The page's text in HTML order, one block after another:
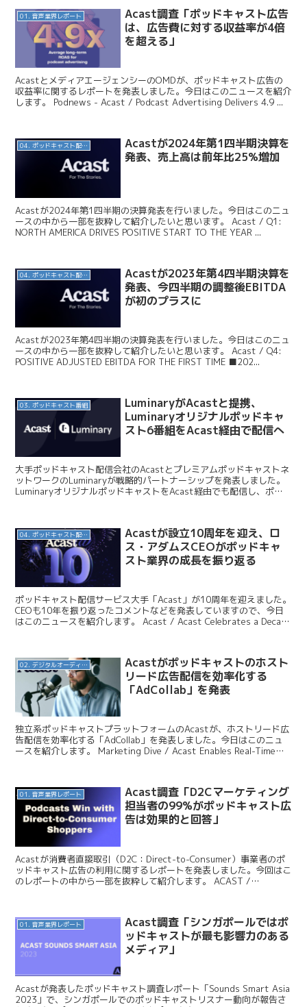
01. 音声業界レポート
Acast調査「ポッドキャスト広告
は、広告費に対する収益率が4倍
を超える」
AcastとメディアエージェンシーのOMDが、ポッドキャスト広告の
収益率に関するレポートを発表しました。今日はこのニュースを紹介
します。 Podnews - Acast / Podcast Advertising Delivers 4.9 ...
04. ポッドキャスト配信・制作等
Acastが2024年第1四半期決算を
発表、売上高は前年比25%増加
Acastが2024年第1四半期の決算発表を行いました。今日はこのニュ
ースの中から一部を抜粋して紹介したいと思います。 Acast / Q1:
NORTH AMERICA DRIVES POSITIVE START TO THE YEAR ...
04. ポッドキャスト配信・制作等
Acastが2023年第4四半期決算を
発表、今四半期の調整後EBITDA
が初のプラスに
Acastが2023年第4四半期の決算発表を行いました。今日はこのニュ
ースの中から一部を抜粋して紹介したいと思います。 Acast / Q4:
POSITIVE ADJUSTED EBITDA FOR THE FIRST TIME ■202...
03. ポッドキャスト番組
LuminaryがAcastと提携、
Luminaryオリジナルポッドキャ
スト6番組をAcast経由で配信へ
大手ポッドキャスト配信会社のAcastとプレミアムポッドキャストネ
ットワークのLuminaryが戦略的パートナーシップを発表しました。
LuminaryオリジナルポッドキャストをAcast経由でも配信し、ポッ
04. ポッドキャスト配信・制作等
Acastが設立10周年を迎え、ロ
ス・アダムスCEOがポッドキャ
スト業界の成長を振り返る
ポッドキャスト配信サービス大手「Acast」が10周年を迎えました。
CEOも10年を振り返ったコメントなどを発表していますので、今日
はこのニュースを紹介します。 Acast / Acast Celebrates a Decade
02. デジタルオーディオ広告（音声広告）
Acastがポッドキャストのホスト
リード広告配信を効率化する
「AdCollab」を発表
独立系ポッドキャストプラットフォームのAcastが、ホストリード広
告配信を効率化する「AdCollab」を発表しました。今日はこのニュ
ースを紹介します。 Marketing Dive / Acast Enables Real-Time
01. 音声業界レポート
Acast調査「D2Cマーケティング
担当者の99%がポッドキャスト広
告は効果的と回答」
Acastが消費者直接取引（D2C：Direct-to-Consumer）事業者のポ
ッドキャスト広告の利用に関するレポートを発表しました。今回はこ
のレポートの中から一部を抜粋して紹介します。 ACAST /
01. 音声業界レポート
Acast調査「シンガポールではポ
ッドキャストが最も影響力のある
メディア」
Acastが発表したポッドキャスト調査レポート「Sounds Smart Asia
2023」で、シンガポールでのポッドキャストリスナー動向が報告さ